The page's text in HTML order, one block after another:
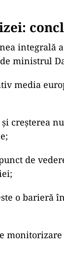
și a
să scrie
sub
întrebare
ministrul